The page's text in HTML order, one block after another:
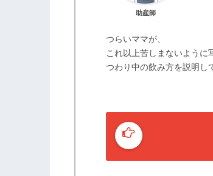
助産師
つらいママが、
これ以上苦しまないように
つわり中の飲み方を説明し